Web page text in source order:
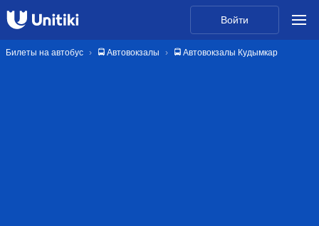
Войти
Билеты на автобус 🚍 Автовокзалы 🚍 Автовокзалы Кудымкар